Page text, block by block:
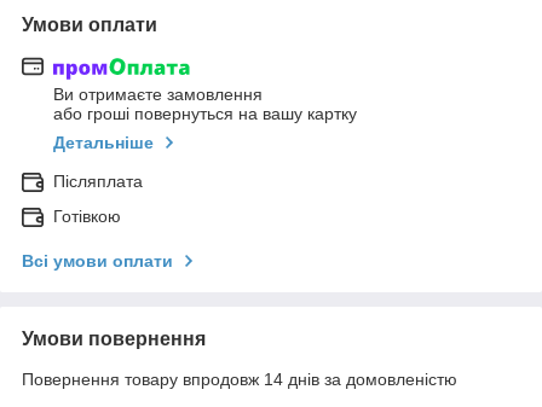
Умови оплати
Ви отримаєте замовлення
або гроші повернуться на вашу картку
Детальніше
Післяплата
Готівкою
Всі умови оплати
Умови повернення
Повернення товару впродовж 14 днів за домовленістю